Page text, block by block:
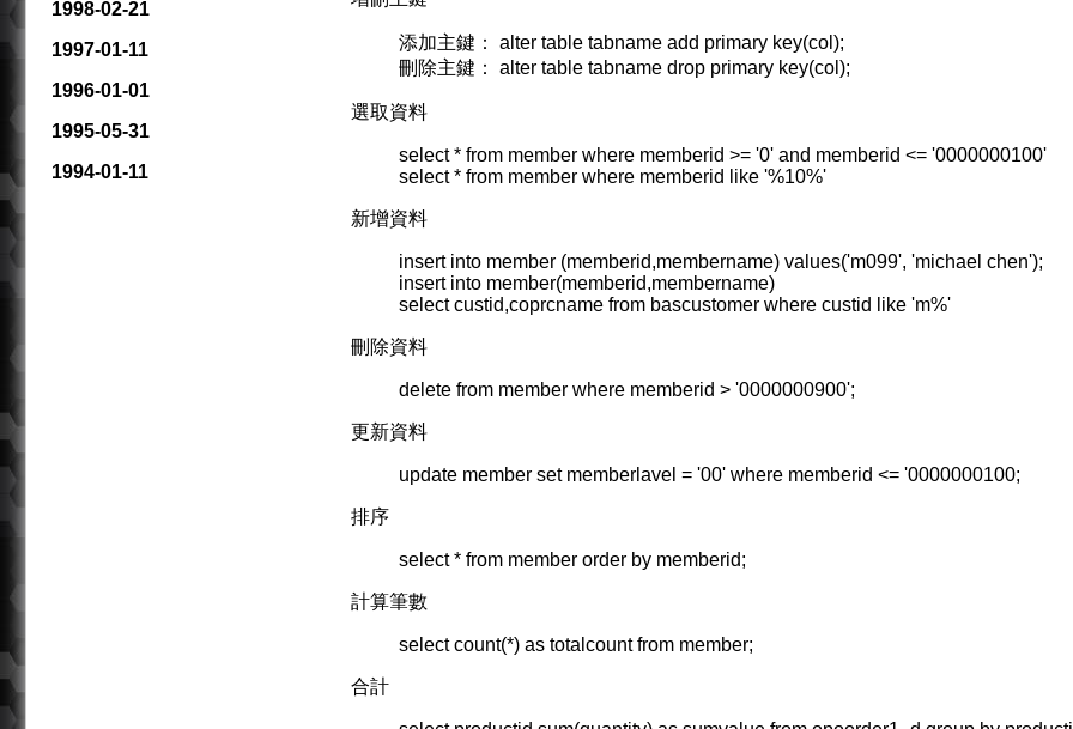
1998-02-21
1997-01-11
1996-01-01
1995-05-31
1994-01-11
添加主鍵： alter table tabname add primary key(col);
刪除主鍵： alter table tabname drop primary key(col);
選取資料
select * from member where memberid >= '0' and memberid <= '0000000100'
select * from member where memberid like '%10%'
新增資料
insert into member (memberid,membername) values('m099', 'michael chen');
insert into member(memberid,membername)
select custid,coprcname from bascustomer where custid like 'm%'
刪除資料
delete from member where memberid > '0000000900';
更新資料
update member set memberlavel = '00' where memberid <= '0000000100;
排序
select * from member order by memberid;
計算筆數
select count(*) as totalcount from member;
合計